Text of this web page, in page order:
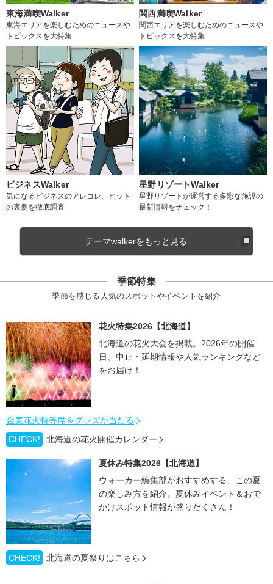
東海満喫Walker
東海エリアを楽しむためのニュースや
トピックスを大特集
関西満喫Walker
関西エリアを楽しむためのニュースや
トピックスを大特集
ビジネスWalker
気になるビジネスのアレコレ、ヒット
の裏側を徹底調査
星野リゾートWalker
星野リゾートが運営する多彩な施設の
最新情報をチェック！
テーマwalkerをもっと見る
季節特集
季節を感じる人気のスポットやイベントを紹介
花火特集2026【北海道】
北海道の花火大会を掲載。2026年の開催
日、中止・延期情報や人気ランキングなど
をお届け！
金麦花火特等席＆グッズが当たる
CHECK!
北海道の花火開催カレンダー
夏休み特集2026【北海道】
ウォーカー編集部がおすすめする、この夏
の楽しみ方を紹介。夏休みイベント＆おで
かけスポット情報が盛りだくさん！
CHECK! 北海道の夏祭りはこちら